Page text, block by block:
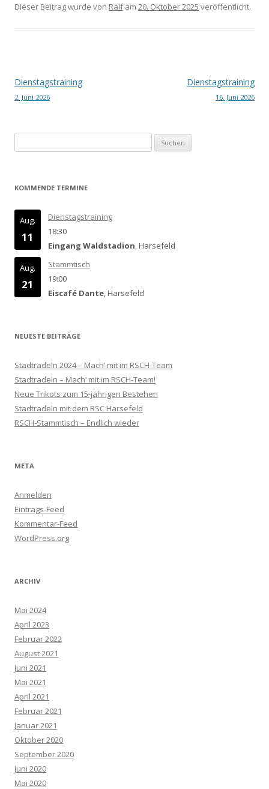
Dieser Beitrag wurde von Ralfam 20. Oktober 2025 veröffentlicht.
Beitrags-
Navigation
Dienstagstraining
2. Juni 2026
Dienstagstraining
16. Juni 2026
nach:
KOMMENDE TERMINE
Aug.
11
Dienstagstraining
18:30
Eingang Waldstadion, Harsefeld
Aug.
21
Stammtisch
19:00
Eiscafé Dante, Harsefeld
NEUESTE BEITRÄGE
Stadtradeln 2024 – Mach‘ mit im RSCH-Team
Stadtradeln – Mach‘ mit im RSCH-Team!
Neue Trikots zum 15-jährigen Bestehen
Stadtradeln mit dem RSC Harsefeld
RSCH-Stammtisch – Endlich wieder
META
Anmelden
Eintrags-Feed
Kommentar-Feed
WordPress.org
ARCHIV
Mai 2024
April 2023
Februar 2022
August 2021
Juni 2021
Mai 2021
April 2021
Februar 2021
Januar 2021
Oktober 2020
September 2020
Juni 2020
Mai 2020